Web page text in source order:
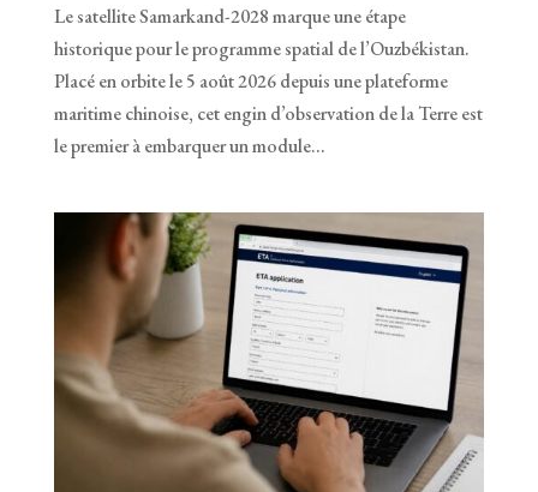
Le satellite Samarkand-2028 marque une étape
historique pour le programme spatial de l’Ouzbékistan.
Placé en orbite le 5 août 2026 depuis une plateforme
maritime chinoise, cet engin d’observation de la Terre est
le premier à embarquer un module...